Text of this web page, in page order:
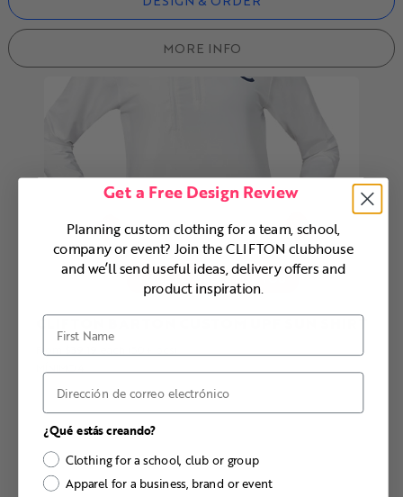
MORE INFO
CLIFTON BARTON CUSTOM UPF SUN SHIRT
From
Get a Free Design Review
Planning custom clothing for a team, school,
company or event? Join the CLIFTON clubhouse
and we’ll send useful ideas, delivery offers and
product inspiration.
First Name
Correo electrónico
¿Qué estás creando?
Clothing for a school, club or group
Apparel for a business, brand or event